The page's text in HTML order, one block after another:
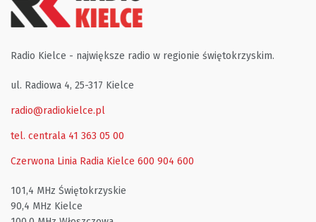
Radio Kielce - największe radio w regionie świętokrzyskim.
ul. Radiowa 4, 25-317 Kielce
radio@radiokielce.pl
tel. centrala 41 363 05 00
Czerwona Linia Radia Kielce 600 904 600
101,4 MHz Świętokrzyskie
90,4 MHz Kielce